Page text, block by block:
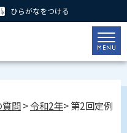
ひらがなをつける
質問>令和2年> 第2回定例